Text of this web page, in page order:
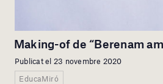
Making-of de “Berenam
Publicat el 23 novembre 2020
EducaMiró